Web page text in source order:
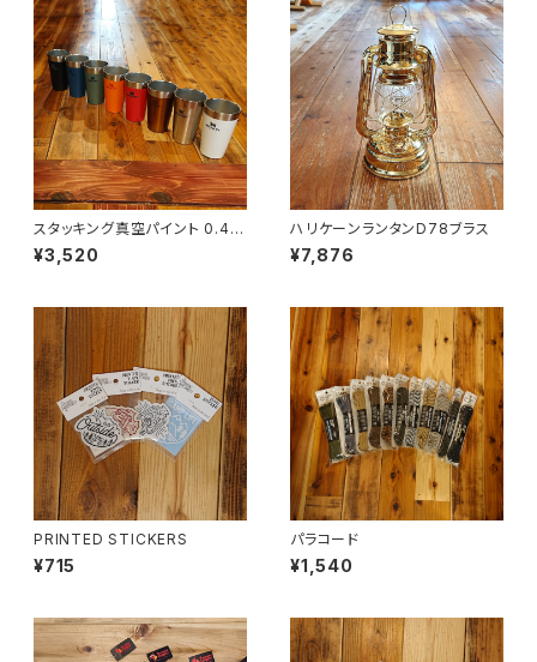
スタッキング真空パイント 0.47
L
¥3,520
ハリケーンランタンD78ブラス
¥7,876
PRINTED STICKERS
¥715
パラコード
¥1,540